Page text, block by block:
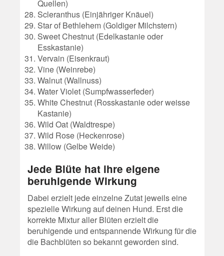
Quellen)
Scleranthus (Einjähriger Knäuel)
Star of Bethlehem (Goldiger Milchstern)
Sweet Chestnut (Edelkastanie oder
Esskastanie)
Vervain (Eisenkraut)
Vine (Weinrebe)
Walnut (Wallnuss)
Water Violet (Sumpfwasserfeder)
White Chestnut (Rosskastanie oder weisse
Kastanie)
Wild Oat (Waldtrespe)
Wild Rose (Heckenrose)
Willow (Gelbe Weide)
Jede Blüte hat ihre eigene
beruhigende Wirkung
Dabei erzielt jede einzelne Zutat jeweils eine
spezielle Wirkung auf deinen Hund. Erst die
korrekte Mixtur aller Blüten erzielt die
beruhigende und entspannende Wirkung für die
die Bachblüten so bekannt geworden sind.